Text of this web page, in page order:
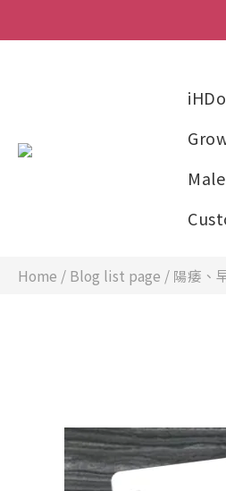
Home / Blog list page / 陽痿、